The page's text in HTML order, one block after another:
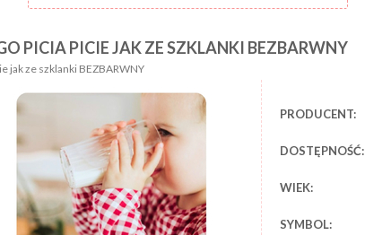
Kategoria:
ubranka:
Marka:
PICIA PICIE JAK ZE SZKLANKI BEZBARWNY
jak ze szklanki BEZBARWNY
PRODUCENT:
DOSTĘPNOŚĆ:
WIEK:
SYMBOL: